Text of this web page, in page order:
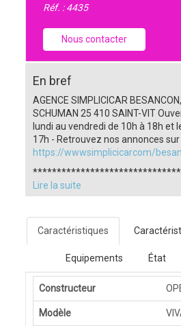
Réf. : 4435
Nous contacter
En bref
AGENCE SIMPLICICAR
SCHUMAN 25 410 SAINT-VIT
lundi au vendredi de 10h à 18h et
17h - Retrouvez nos annonces
https://wwwsimplicicarcom/
Lire la suite
Caractéristiques
Equipements État
Constructeur
Modèle